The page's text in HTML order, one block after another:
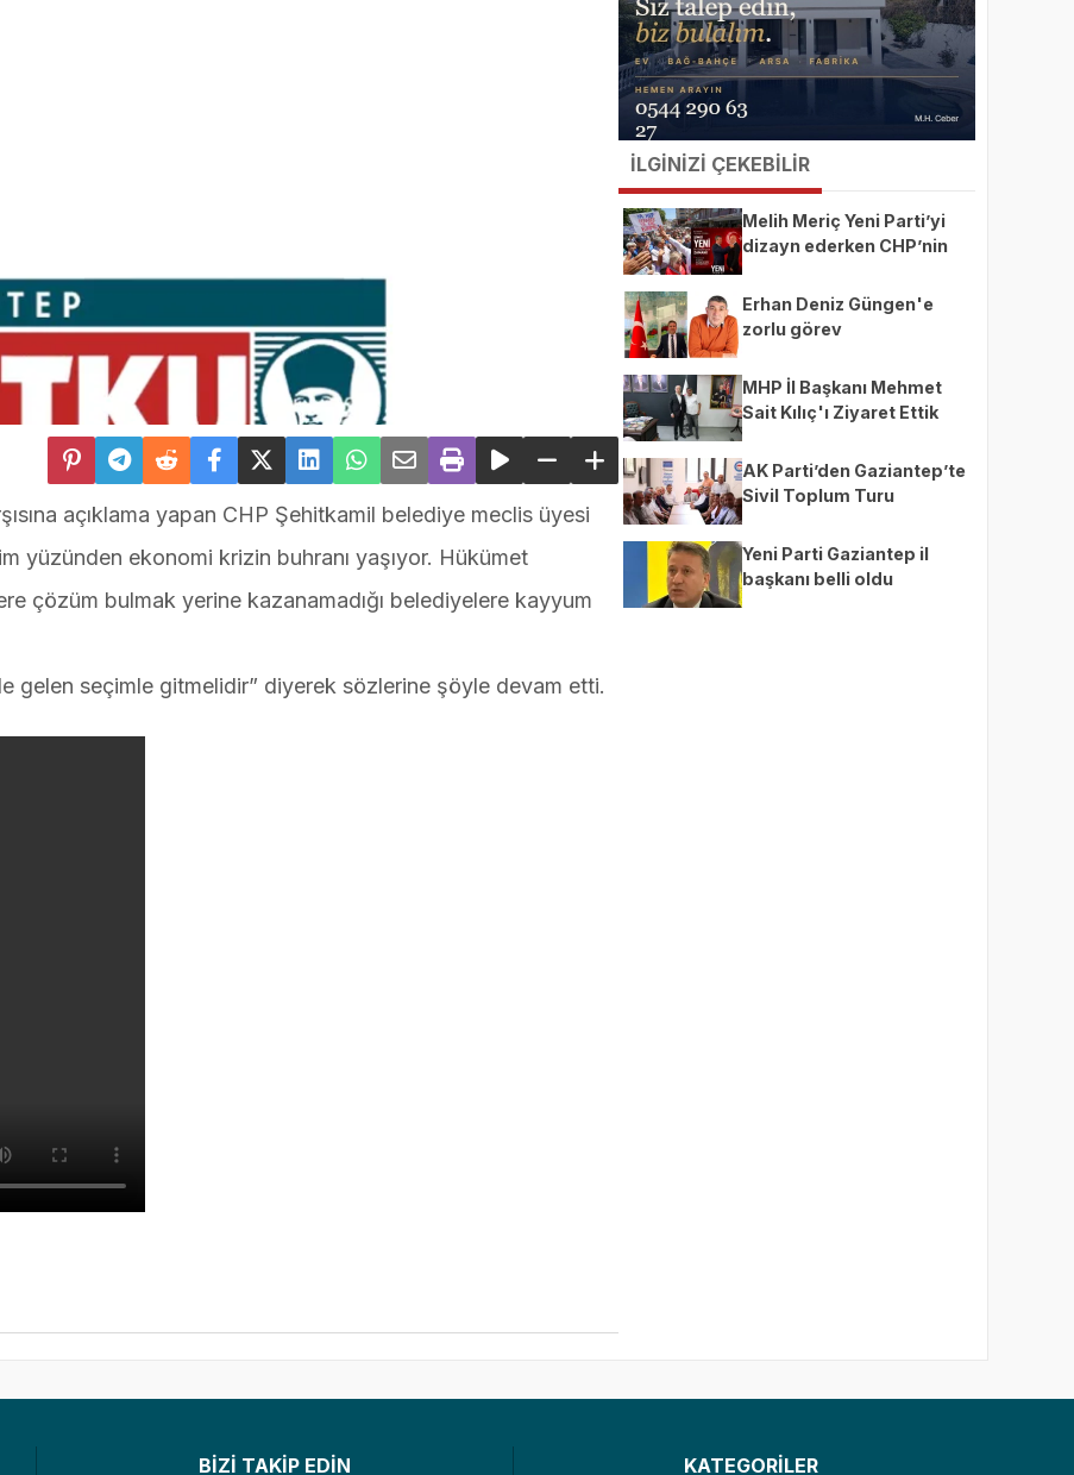
açıklama yapan CHP Şehitkamil belediye meclis üyesi
yüzünden ekonomi krizin buhranı yaşıyor. Hükümet
çözüm bulmak yerine kazanamadığı belediyelere kayyum
gelen seçimle gitmelidir” diyerek sözlerine şöyle devam etti.
İLGİNİZİ ÇEKEBİLİR
Melih Meriç Yeni Parti’yi
dizayn ederken CHP’nin
Erhan Deniz Güngen'e
zorlu görev
MHP İl Başkanı Mehmet
Sait Kılıç'ı Ziyaret Ettik
AK Parti’den Gaziantep’te
Sivil Toplum Turu
Yeni Parti Gaziantep il
başkanı belli oldu
BİZİ TAKİP EDİN KATEGORİLER